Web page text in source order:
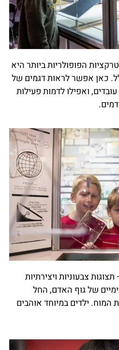
הפופולריות ביותר היא
כאן אפשר לראות דגמים של
עובדים, ואפילו לדמות פעילות
צבעוניות ויצירתיות
של גוף האדם, החל
המוח. ילדים במיוחד אוהבים